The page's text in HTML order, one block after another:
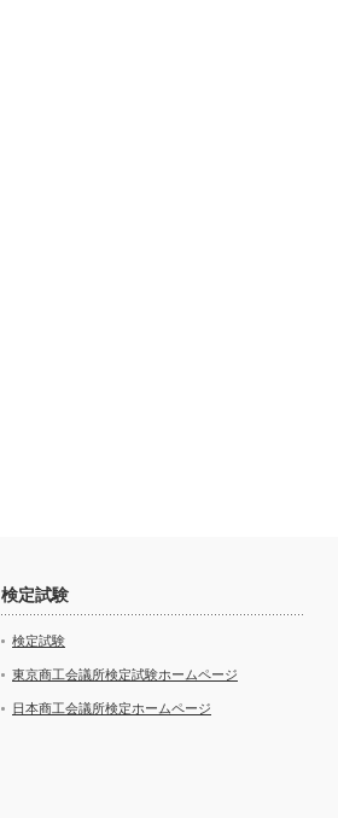
検定試験
検定試験
東京商工会議所検定試験ホームページ
日本商工会議所検定ホームページ